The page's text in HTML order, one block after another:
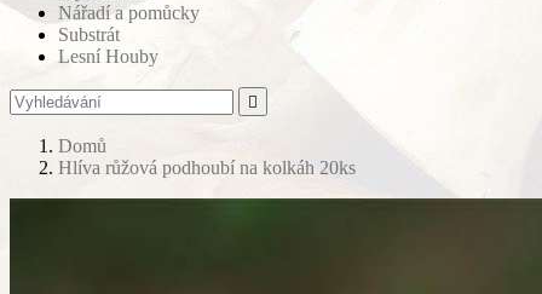
Nářadí a pomůcky
Substrát
Lesní Houby

Domů
Hlíva růžová podhoubí na kolkáh 20ks